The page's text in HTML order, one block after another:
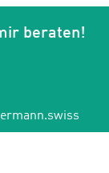
beraten!